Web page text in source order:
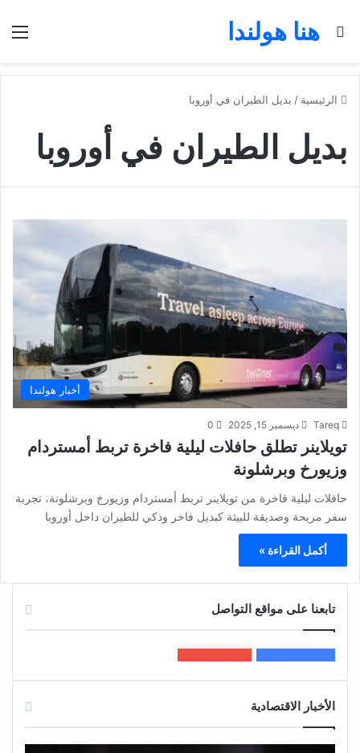
هنا هولندا
بحث عن
الرئيسية / بديل الطيران في أوروبا
بديل الطيران في أوروبا
أخبار هولندا
Tareq ديسمبر 15, 2025 0
تويلاینر تطلق حافلات ليلية فاخرة تربط أمستردام
وزيورخ وبرشلونة
حافلات ليلية فاخرة من تويلاينر تربط أمستردام وزيورخ وبرشلونة، تجربة
سفر مريحة وصديقة للبيئة كبديل فاخر وذكي للطيران داخل أوروبا
أكمل القراءة »
تابعنا على مواقع التواصل
الأخبار الاقتصادية